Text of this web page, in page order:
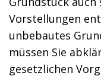
Vorstellungen
unbebautes
müssen Sie
gesetzlichen